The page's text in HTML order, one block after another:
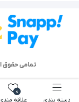
تمامی حقوق
دسته بندی
0
علاقه مندی